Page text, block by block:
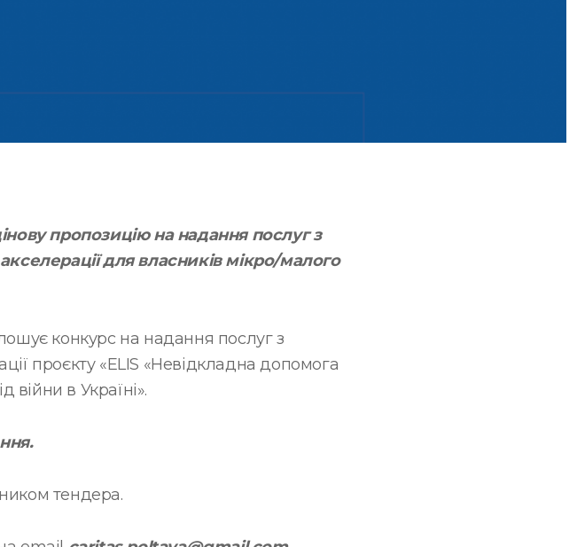
пропозицію на надання послуг з
для власників мікро/малого
конкурс на надання послуг з
проєкту «ЕLIS «Невідкладна допомога
в Україні».
тендера.